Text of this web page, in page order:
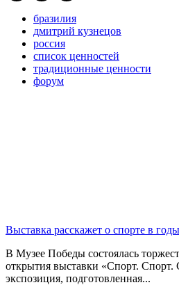
бразилия
дмитрий кузнецов
россия
список ценностей
традиционные ценности
форум
Выставка расскажет о спорте в
В Музее Победы состоялась
открытия выставки «Спорт. Спорт.
экспозиция, подготовленная...